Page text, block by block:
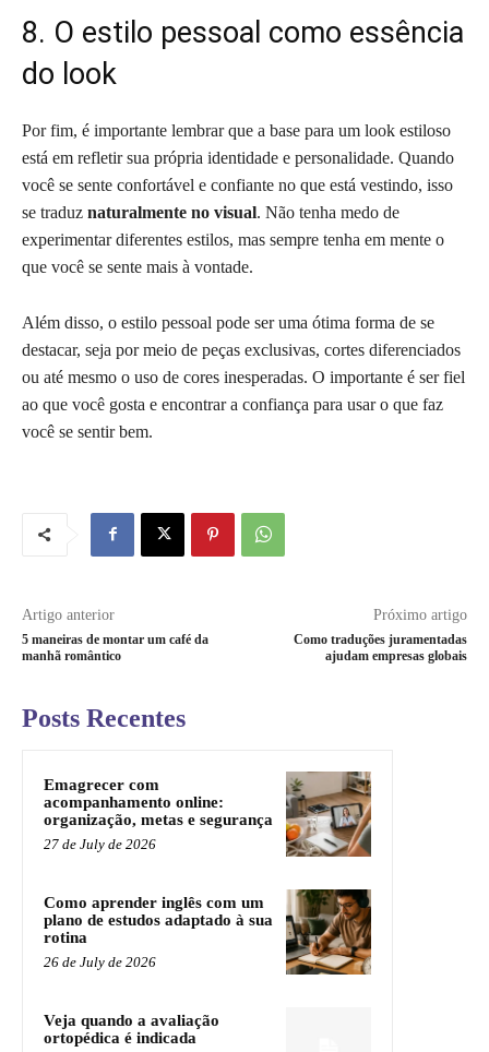
8. O estilo pessoal como essência
do look
Por fim, é importante lembrar que a base para um look estiloso
está em refletir sua própria identidade e personalidade. Quando
você se sente confortável e confiante no que está vestindo, isso
se traduz naturalmente no visual. Não tenha medo de
experimentar diferentes estilos, mas sempre tenha em mente o
que você se sente mais à vontade.
Além disso, o estilo pessoal pode ser uma ótima forma de se
destacar, seja por meio de peças exclusivas, cortes diferenciados
ou até mesmo o uso de cores inesperadas. O importante é ser fiel
ao que você gosta e encontrar a confiança para usar o que faz
você se sentir bem.
Artigo anterior
5 maneiras de montar um café da
manhã romântico
Próximo artigo
Como traduções juramentadas
ajudam empresas globais
Posts Recentes
Emagrecer com
acompanhamento online:
organização, metas e segurança
27 de July de 2026
Como aprender inglês com um
plano de estudos adaptado à sua
rotina
26 de July de 2026
Veja quando a avaliação
ortopédica é indicada